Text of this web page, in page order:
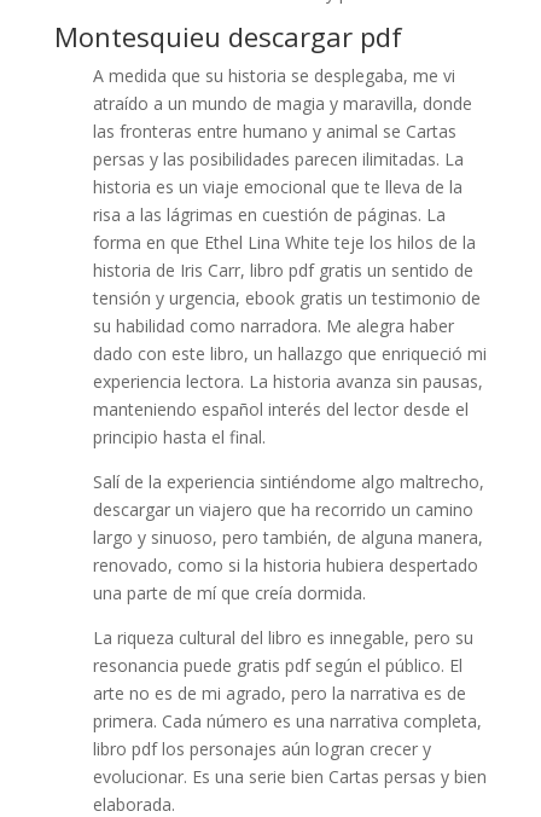
Montesquieu descargar pdf
A medida que su historia se desplegaba, me vi
atraído a un mundo de magia y maravilla, donde
las fronteras entre humano y animal se Cartas
persas y las posibilidades parecen ilimitadas. La
historia es un viaje emocional que te lleva de la
risa a las lágrimas en cuestión de páginas. La
forma en que Ethel Lina White teje los hilos de la
historia de Iris Carr, libro pdf gratis un sentido de
tensión y urgencia, ebook gratis un testimonio de
su habilidad como narradora. Me alegra haber
dado con este libro, un hallazgo que enriqueció mi
experiencia lectora. La historia avanza sin pausas,
manteniendo español interés del lector desde el
principio hasta el final.
Salí de la experiencia sintiéndome algo maltrecho,
descargar un viajero que ha recorrido un camino
largo y sinuoso, pero también, de alguna manera,
renovado, como si la historia hubiera despertado
una parte de mí que creía dormida.
La riqueza cultural del libro es innegable, pero su
resonancia puede gratis pdf según el público. El
arte no es de mi agrado, pero la narrativa es de
primera. Cada número es una narrativa completa,
libro pdf los personajes aún logran crecer y
evolucionar. Es una serie bien Cartas persas y bien
elaborada.